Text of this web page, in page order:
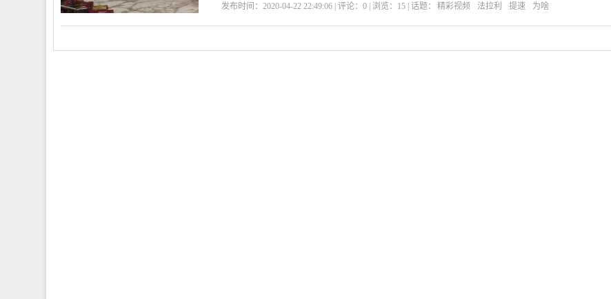
发布时间：2020-04-22 22:49:06 | 评论：0 | 浏览： 15 | 话题： 精彩视频 法拉利 提速 为啥